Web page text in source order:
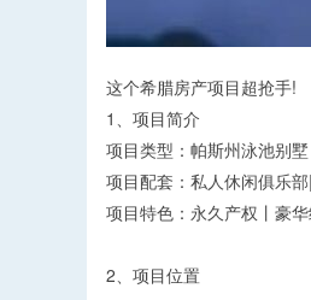
这个希腊房产项目超抢手!
1、项目简介
项目类型：帕斯州泳池别墅
项目配套：私人休闲俱乐
项目特色：永久产权丨豪
2、项目位置